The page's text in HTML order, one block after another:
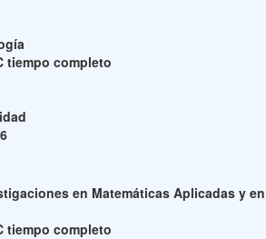
tiempo completo
en Matemáticas Aplicadas y en
tiempo completo